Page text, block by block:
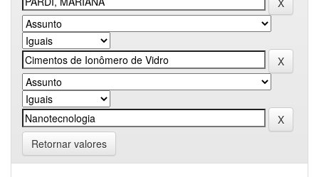
Retornar valores